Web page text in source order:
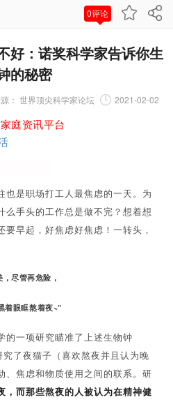
0评论
好：诺奖科学家告诉你生
的秘密
： 世界顶尖科学家论坛 2021-02-02
庭资讯平台
也是职场打工人最焦虑的一天。为
么手头的工作总是做不完？想着想
早起，好焦虑好焦虑！一转头，
，尽管再危险，
着眼眶熬着夜~”
的一项研究瞄准了上述生物钟
了夜猫子（喜欢熬夜并且认为晚
、焦虑和物质使用之间的联系。研
，而那些熬夜的人被认为在精神健